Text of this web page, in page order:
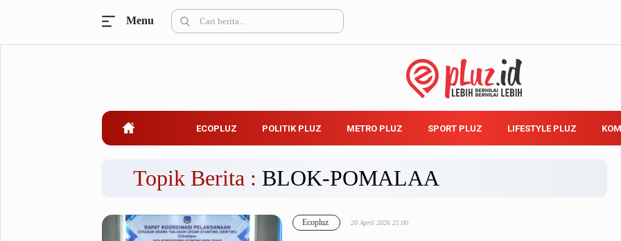
Belanja
Kuliner
Pemilu
Menu
ECOPLUZ POLITIK PLUZ METRO PLUZ SPORT PLUZ LIFESTYLE PLUZ
Topik Berita : BLOK-POMALAA
Ecopluz 20 April 2026 21:00